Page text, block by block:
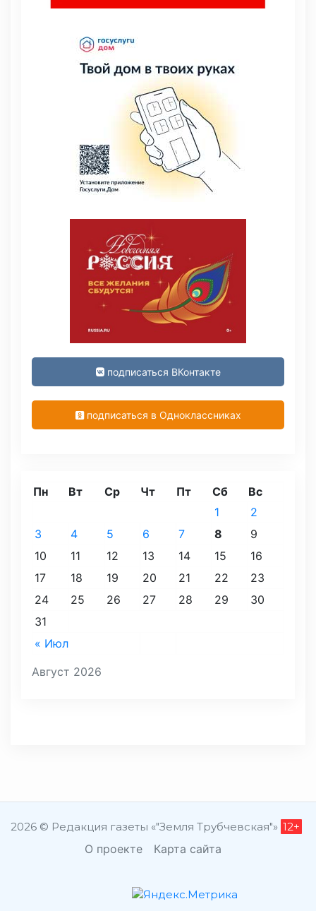
подписаться ВКонтакте
подписаться в Одноклассниках
Август 2026
Пн Вт Ср Чт Пт Сб Вс
« Июл
1
2
3
4 5 6 7 8
9
10
11 12 13 14 15
16
17
18 19 20 21 22
23
24
25 26 27 28 29
30
31
2026 © Редакция газеты «"Земля Трубчевская"» 12+
О проекте Карта сайта